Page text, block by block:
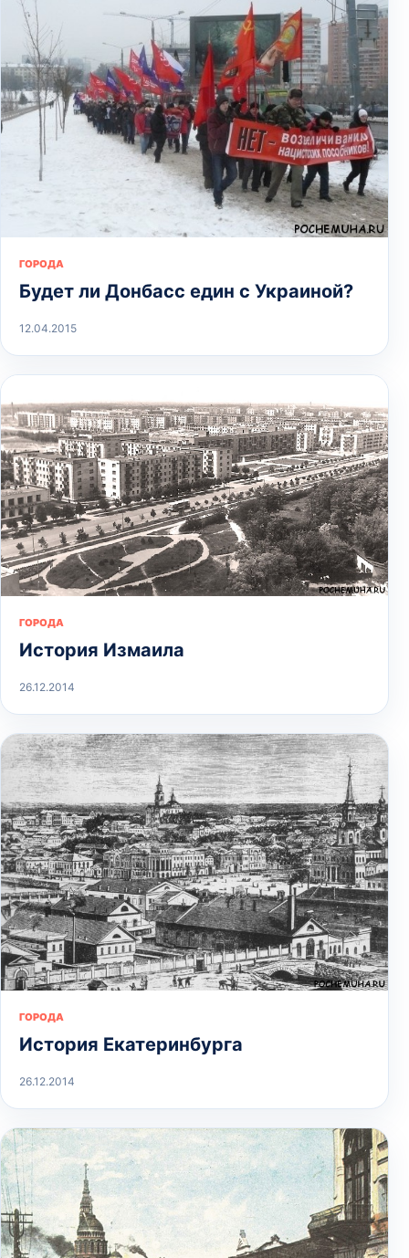
ГОРОДА
Будет ли Донбасс един с Украиной?
12.04.2015
ГОРОДА
История Измаила
26.12.2014
ГОРОДА
История Екатеринбурга
26.12.2014